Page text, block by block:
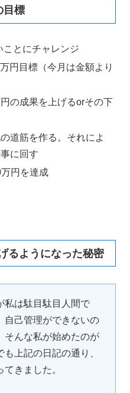
目標
とにチャレンジ
円目標（今月は金額より
の成果を上げるorその下
道筋を作る。それによ
に回す
円を達成
るようになった秘密
私は駄目駄目人間で
自己管理ができないの
そんな私が始めたのが
上記の日記の通り、
きました。